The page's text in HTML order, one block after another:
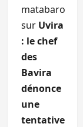
matabaro
sur Uvira
: le chef
des
Bavira
dénonce
une
tentative